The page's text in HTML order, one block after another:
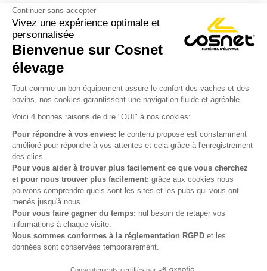
Continuer sans accepter
Vivez une expérience optimale et
personnalisée
Bienvenue sur Cosnet
élevage
Tout comme un bon équipement assure le confort des vaches et des
bovins, nos cookies garantissent une navigation fluide et agréable.
Voici 4 bonnes raisons de dire "OUI" à nos cookies:
Pour répondre à vos envies: le contenu proposé est constamment
amélioré pour répondre à vos attentes et cela grâce à l'enregistrement
des clics.
Pour vous aider à trouver plus facilement ce que vous cherchez
et pour nous trouver plus facilement: grâce aux cookies nous
pouvons comprendre quels sont les sites et les pubs qui vous ont
menés jusqu'à nous.
Pour vous faire gagner du temps: nul besoin de retaper vos
informations à chaque visite.
Nous sommes conformes à la réglementation RGPD et les
données sont conservées temporairement.
Consentements certifiés par
Produits
Notre société
Votre compte
Informations